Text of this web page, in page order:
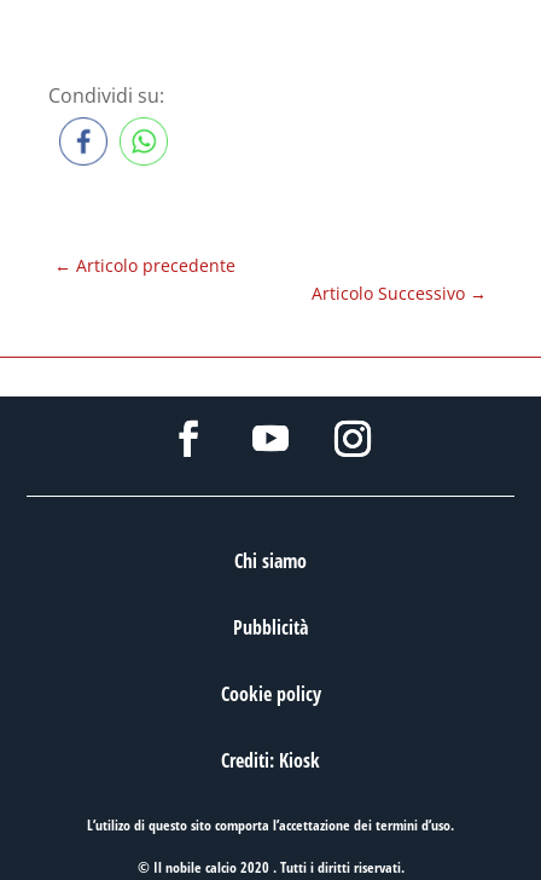
Condividi su:
← Articolo precedente
Articolo Successivo →
Chi siamo
Pubblicità
Cookie policy
Crediti: Kiosk
L’utilizo di questo sito comporta l’accettazione deitermini d’uso.
© Il nobile calcio 2020 . Tutti i diritti riservati.